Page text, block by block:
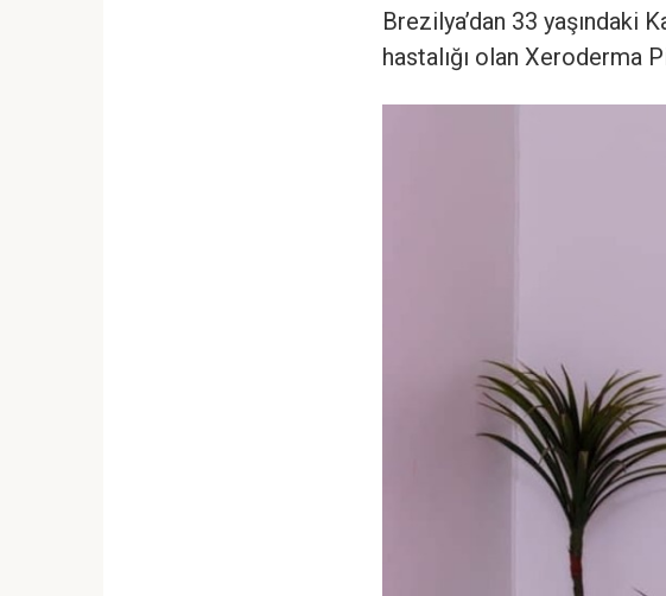
Brezilya’dan 33 yaşındaki
hastalığı olan Xeroderma